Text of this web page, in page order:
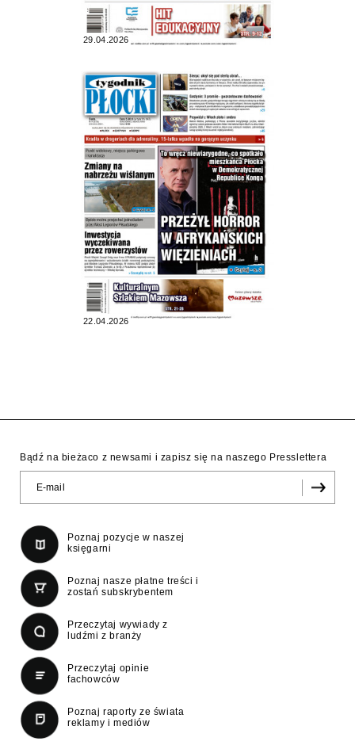
29.04.2026
22.04.2026
Bądź na bieżaco z newsami i zapisz się na naszego Presslettera
Poznaj pozycje w naszej
księgarni
Poznaj nasze płatne treści i
zostań subskrybentem
Przeczytaj wywiady z
ludźmi z branży
Przeczytaj opinie
fachowców
Poznaj raporty ze świata
reklamy i mediów